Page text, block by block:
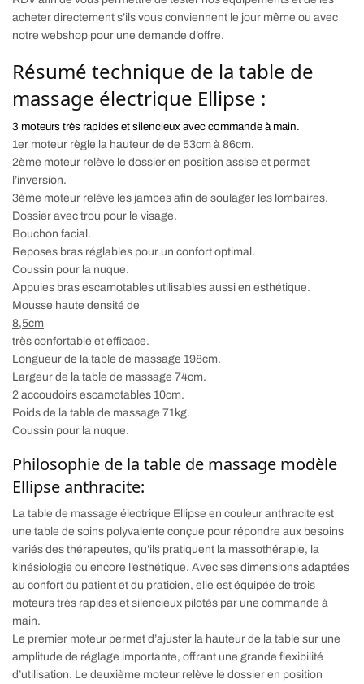
acheter directement s’ils vous conviennent le jour même ou avec
notre webshop pour une demande d’offre.
Résumé technique de la table de
massage électrique Ellipse :
3 moteurs très rapides et silencieux avec commande à main.
1er moteur règle la hauteur de de 53cm à 86cm.
2ème moteur relève le dossier en position assise et permet
l’inversion.
3ème moteur relève les jambes afin de soulager les lombaires.
Dossier avec trou pour le visage.
Bouchon facial.
Reposes bras réglables pour un confort optimal.
Coussin pour la nuque.
Appuies bras escamotables utilisables aussi en esthétique.
Mousse haute densité de
8,5cm
très confortable et efficace.
Longueur de la table de massage 198cm.
Largeur de la table de massage 74cm.
2 accoudoirs escamotables 10cm.
Poids de la table de massage 71kg.
Coussin pour la nuque.
Philosophie de la table de massage modèle
Ellipse anthracite:
La table de massage électrique Ellipse en couleur anthracite est
une table de soins polyvalente conçue pour répondre aux besoins
variés des thérapeutes, qu’ils pratiquent la massothérapie, la
kinésiologie ou encore l’esthétique. Avec ses dimensions adaptées
au confort du patient et du praticien, elle est équipée de trois
moteurs très rapides et silencieux pilotés par une commande à
main.
Le premier moteur permet d’ajuster la hauteur de la table sur une
amplitude de réglage importante, offrant une grande flexibilité
d’utilisation. Le deuxième moteur relève le dossier en position